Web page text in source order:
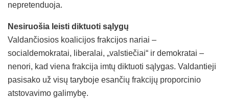
nepretenduoja.
Nesiruošia leisti diktuoti sąlygų
Valdančiosios koalicijos frakcijos nariai –
socialdemokratai, liberalai, „valstiečiai“ ir demokratai –
nenori, kad viena frakcija imtų diktuoti sąlygas. Valdantieji
pasisako už visų taryboje esančių frakcijų proporcinio
atstovavimo galimybę.